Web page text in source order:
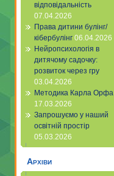
відповідальність
07.04.2026
Права дитини булінг/
кібербулінг 06.04.2026
Нейропсихологія в
дитячому садочку:
розвиток через гру
03.04.2026
Методика Карла Орфа
17.03.2026
Запрошуємо у наший
освітній простір
05.03.2026
Архіви